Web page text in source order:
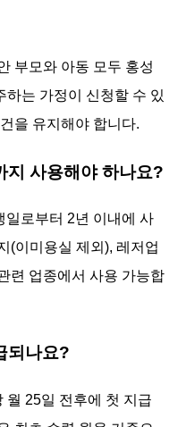
부모와 아동 모두 홍성
하는 가정이 신청할 수 있
을 유지해야 합니다.
지 사용해야 하나요?
일로부터 2년 이내에 사
(이미용실 제외), 레저업
련 업종에서 사용 가능합
되나요?
월 25일 전후에 첫 지급